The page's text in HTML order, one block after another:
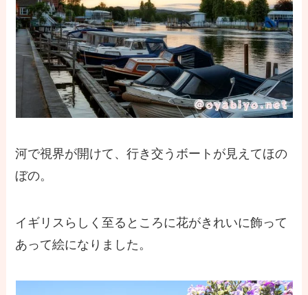
河で視界が開けて、行き交うボートが見えてほの
ぼの。
イギリスらしく至るところに花がきれいに飾って
あって絵になりました。